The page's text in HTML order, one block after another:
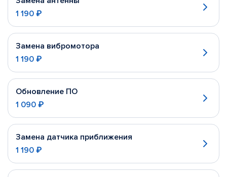
1 190 ₽
Замена вибромотора
1 190 ₽
Обновление ПО
1 090 ₽
Замена датчика приближения
1 190 ₽